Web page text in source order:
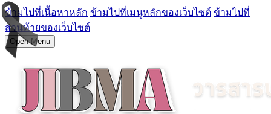
ข้ามไปที่เนื้อหาหลัก ข้ามไปที่เมนูหลักของเว็บไซต์ ข้ามไปที่
ส่วนท้ายของเว็บไซต์
Open Menu